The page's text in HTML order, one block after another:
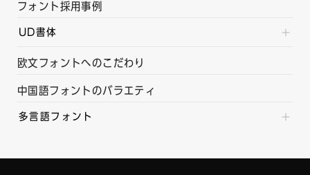
フォント採用事例
UD書体
欧文フォントへのこだわり
中国語フォントのバラエティ
多言語フォント